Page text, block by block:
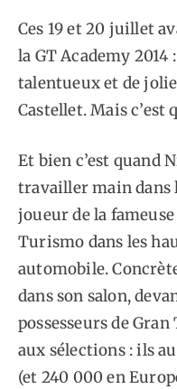
Ces 19 et 20 juillet
la GT Academy
talentueux et de
Castellet. Mais c’est
Et bien c’est quand
travailler main dans
joueur de la
Turismo dans les
automobile.
dans son salon,
possesseurs de
aux sélections : ils
(et 240 000 en